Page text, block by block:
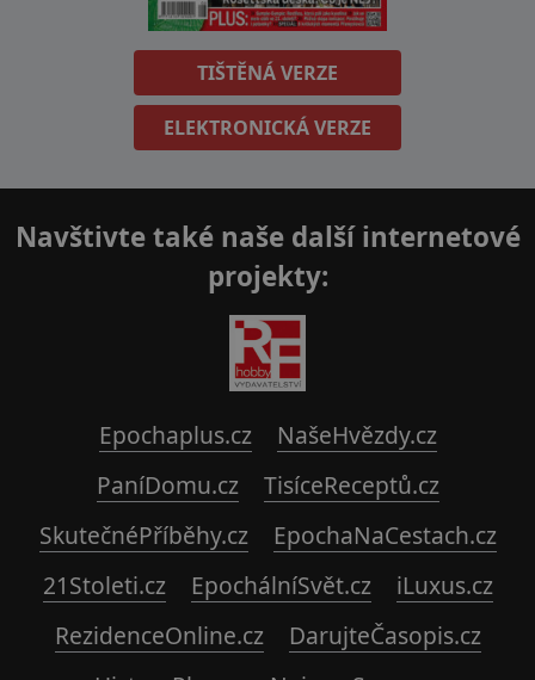
TIŠTĚNÁ VERZE
ELEKTRONICKÁ VERZE
Navštivte také naše další internetové
projekty:
Epochaplus.cz
NašeHvězdy.cz
PaníDomu.cz
TisíceReceptů.cz
SkutečnéPříběhy.cz
EpochaNaCestach.cz
21Stoleti.cz
EpochálníSvět.cz
iLuxus.cz
RezidenceOnline.cz
DarujteČasopis.cz